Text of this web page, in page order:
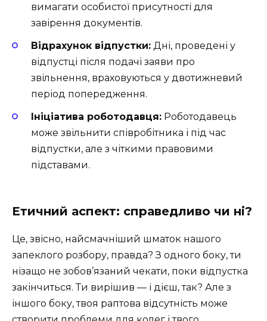
вимагати особистої присутності для
завірення документів.
Відрахунок відпустки: Дні, проведені у
відпустці після подачі заяви про
звільнення, враховуються у двотижневий
період попередження.
Ініціатива роботодавця: Роботодавець
може звільнити співробітника і під час
відпустки, але з чіткими правовими
підставами.
Етичний аспект: справедливо чи ні?
Це, звісно, найсмачніший шматок нашого
запеклого розбору, правда? З одного боку, ти
нізащо не зобов’язаний чекати, поки відпустка
закінчиться. Ти вирішив — і дієш, так? Але з
іншого боку, твоя раптова відсутність може